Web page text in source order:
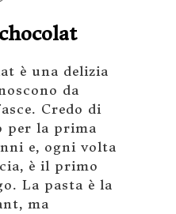
è una delizia
da
Credo di
per la prima
e, ogni volta
è il primo
La pasta è la
ma